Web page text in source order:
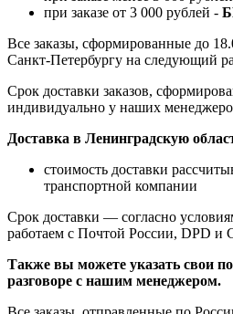
при заказе от 3 000 рублей -
Все заказы, сформированные до
Санкт-Петербургу на следующий
Срок доставки заказов,
индивидуально у наших
Доставка в Ленинградскую
стоимость доставки
транспортной компании
Срок доставки — согласно
работаем с Почтой России, DPD
Также вы можете указать свои
разговоре с нашим менеджером.